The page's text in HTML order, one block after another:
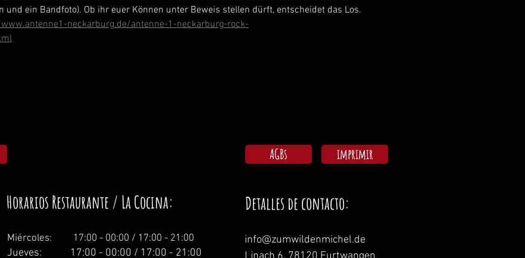
und ein Bandfoto). Ob ihr euer Können unter Beweis stellen dürft, entscheidet das Los.
neckarburg.de/antenne-1-neckarburg-rock-
Horarios Restaurante / La Cocina:
Miércoles: 1 7:00 - 00:00 / 17:00 - 21:00
Jueves: 17:00 - 00:00 / 17:00 - 21:00
AGBs imprimir
Detalles de contacto:
info@zumwildenmichel.de